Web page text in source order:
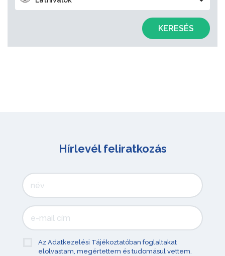
KERESÉS
Hírlevél feliratkozás
Az Adatkezelési Tájékoztatóban foglaltakat
elolvastam, megértettem és tudomásul vettem.